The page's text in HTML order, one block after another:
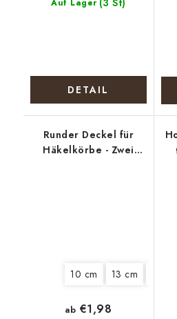
Auf Lager (3 St)
DETAIL
Runder Deckel für
Häkelkörbe - Zwei
10 cm 13 cm
ab €1,98